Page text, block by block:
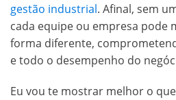
gestão industrial. Afinal, sem
cada equipe ou empresa pode
forma diferente,
e todo o desempenho do
Eu vou te mostrar melhor o